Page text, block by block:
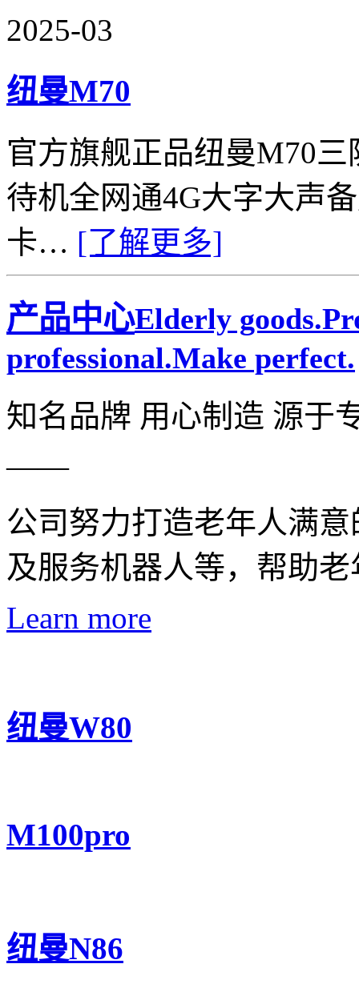
2025-03
纽曼M70
官方旗舰正品纽曼M70
待机全网通4G大字大声
卡… [了解更多]
产品中心Elderly
professional.Make perfect.
知名品牌 用心制造 源于
——
公司努力打造老年人满
及服务机器人等，帮助
Learn more
纽曼W80
M100pro
纽曼N86